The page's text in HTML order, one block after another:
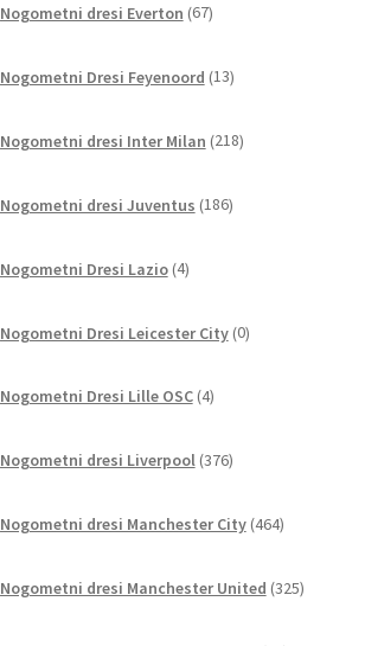
Nogometni dresi Everton 67izdelkov
Nogometni Dresi Feyenoord 13izdelkov
Nogometni dresi Inter Milan 218izdelkov
Nogometni dresi Juventus 186izdelkov
Nogometni Dresi Lazio 4izdelki
Nogometni Dresi Leicester City 0izdelkov
Nogometni Dresi Lille OSC 4izdelki
Nogometni dresi Liverpool 376izdelkov
Nogometni dresi Manchester City 464izdelkov
Nogometni dresi Manchester United 325izdelkov